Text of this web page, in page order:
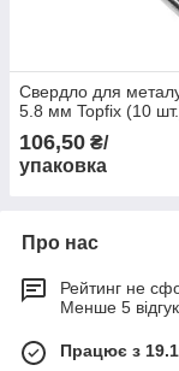
Свердло для
5.8 мм Topfix (10
106,50 ₴/
упаковка
Про нас
Рейтинг не
Менше 5
Працює з